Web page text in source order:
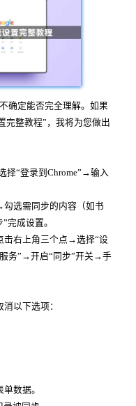
确定能否完全理解。如果
完整教程”，我将为您做出
择“登录到Chrome”→输入
选需同步的内容（如书
完成设置。
击右上角三个点→选择“设
务”→开启“同步”开关→手
以下选项：
数据。